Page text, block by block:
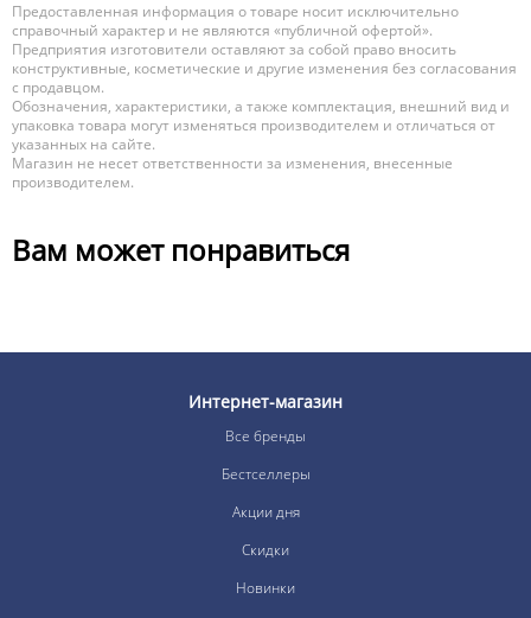
Предоставленная информация о товаре носит исключительно
справочный характер и не являются «публичной офертой».
Предприятия изготовители оставляют за собой право вносить
конструктивные, косметические и другие изменения без согласования
с продавцом.
Обозначения, характеристики, а также комплектация, внешний вид и
упаковка товара могут изменяться производителем и отличаться от
указанных на сайте.
Магазин не несет ответственности за изменения, внесенные
производителем.
Вам может понравиться
Интернет-магазин
Все бренды
Бестселлеры
Акции дня
Скидки
Новинки